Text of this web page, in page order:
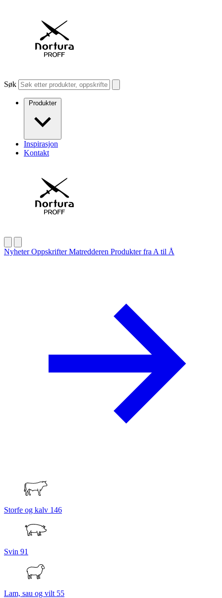
Søk
Produkter
Inspirasjon
Kontakt
NyheterOppskrifterMatredderen Produkter fra A til Å
Storfe og kalv 146
Svin 91
Lam, sau og vilt 55